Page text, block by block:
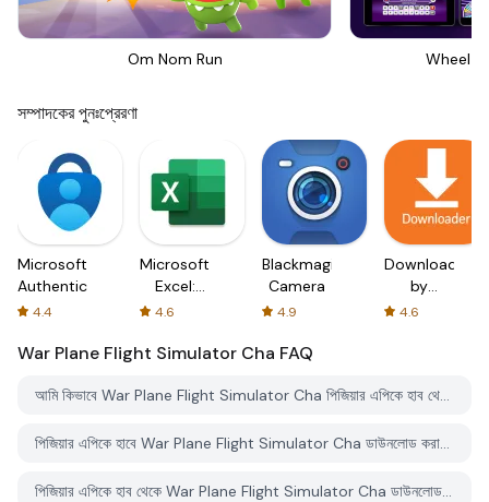
Om Nom Run Wheel
সম্পাদকের পুনঃপ্রেরণা
Microsoft
Authenticator
4.4
Microsoft
Excel:
Spreadsheets
4.6
Blackmagic
Camera
4.9
Downloader
by
AFTVnews
4.6
War Plane Flight Simulator Cha FAQ
আমি কিভাবে War Plane Flight Simulator Cha পিজিয়ার এপিকে হাব থেকে ডাউনলোড করব?
পিজিয়ার এপিকে হাবে War Plane Flight Simulator Cha ডাউনলোড করার জন্য কোন খরচ আছে?
পিজিয়ার এপিকে হাব থেকে War Plane Flight Simulator Cha ডাউনলোড করতে কি আমার একটি অ্যাকাউন্ট দরকার?